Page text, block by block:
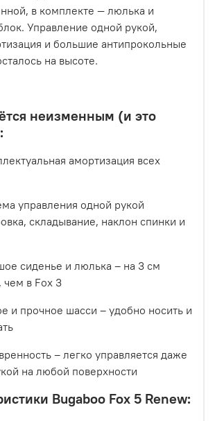
в комплекте — люлька и
Управление одной рукой,
и большие антипрокольные
на высоте.
неизменным (и это
амортизация всех
управления одной рукой
складывание, наклон спинки и
сиденье и люлька – на 3 см
чем в Fox 3
и прочное шасси – удобно носить и
– легко управляется даже
на любой поверхности
Bugaboo Fox 5 Renew: